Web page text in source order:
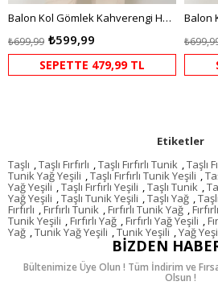
Balon Kol Gömlek Kahverengi HM2639
₺599,99
₺699,99
SEPETTE 479,99 TL
Balon
Etiketler
Taşlı ,Taşlı Fırfırlı ,Taşlı Fırfırlı Tunik ,Taşlı
Tunik Yağ Yeşili ,Taşlı Fırfırlı Tunik Yeşili ,
Yağ Yeşili ,Taşlı Fırfırlı Yeşili ,Taşlı Tunik ,
Yağ Yeşili ,Taşlı Tunik Yeşili ,Taşlı Yağ ,
Fırfırlı ,Fırfırlı Tunik ,Fırfırlı Tunik Yağ ,
Tunik Yeşili ,Fırfırlı Yağ ,Fırfırlı Yağ Yeşili ,
Yağ ,Tunik Yağ Yeşili ,Tunik Yeşili ,Yağ
BIZDEN
Bültenimize Üye Olun ! Tüm İndirim ve
Olsun !